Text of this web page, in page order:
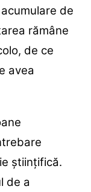
de
rămâne
de ce
avea
științifică.
de a